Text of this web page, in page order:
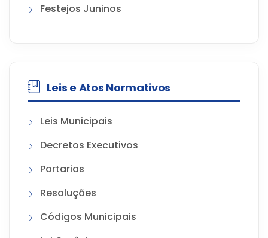
Festejos Juninos
Leis e Atos Normativos
Leis Municipais
Decretos Executivos
Portarias
Resoluções
Códigos Municipais